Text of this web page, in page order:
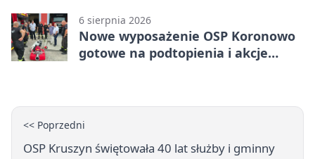
6 sierpnia 2026
Nowe wyposażenie OSP Koronowo
gotowe na podtopienia i akcje
<< Poprzedni
OSP Kruszyn świętowała 40 lat służby i gminny